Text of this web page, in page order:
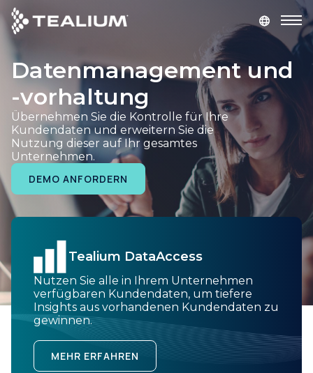
main
content
DEMO ANFORDERN LOGIN
Produkte
Lösungen
Branchen
Ressourcen
Unternehmen
Datenmanagement und
-vorhaltung
Übernehmen Sie die Kontrolle für Ihre
Kundendaten und erweitern Sie die
Nutzung dieser auf Ihr gesamtes
Unternehmen.
DEMO ANFORDERN
Tealium DataAccess
Nutzen Sie alle in Ihrem Unternehmen
verfügbaren Kundendaten, um tiefere
Insights aus vorhandenen Kundendaten zu
gewinnen.
MEHR ERFAHREN